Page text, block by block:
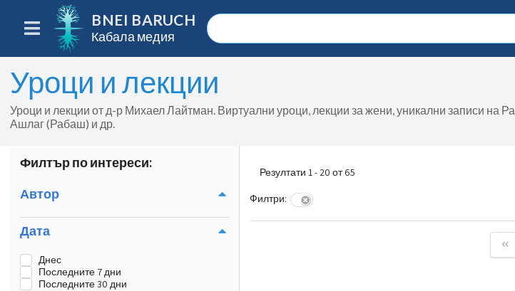
BNEI BARUCH
Кабала медия
Уроци и лекции
Уроци и лекции от д-р Михаел Лайтман. Виртуални уроци, лекции за жени, уникални записи на
Ашлаг (Рабаш) и др.
Филтър по интереси:
Автор
Дата
Днес
Последните 7 дни
Последните 30 дни
Резултати 1 - 20 от 65
Филтри: